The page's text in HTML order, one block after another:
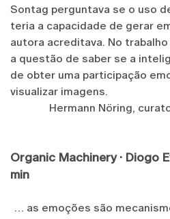
Sontag perguntava se o uso
teria a capacidade de gerar
autora acreditava. No
a questão de saber se a
de obter uma participação
visualizar imagens.
Hermann Nöring,
Organic Machinery · Diogo
min
… as emoções são